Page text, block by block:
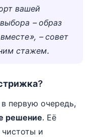
вашей
– образ
– совет
стажем.
первую очередь,
решение. Её
и